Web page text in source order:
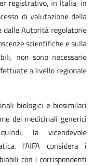
registrativo, in Italia, in
di valutazione della
dalle Autorità regolatorie
scientifiche e sulla
non sono necessarie
a livello regionale
biologici e biosimilari
dei medicinali generici
la vicendevole
l’AIFA considera i
con i corrispondenti